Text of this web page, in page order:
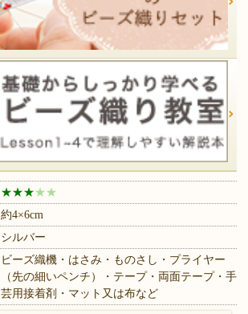
★★★ ★ ★
約4×6cm
シルバー
ビーズ織機・はさみ・ものさし・プライヤー
（先の細いペンチ）・テープ・両面テープ・手
芸用接着剤・マット又は布など